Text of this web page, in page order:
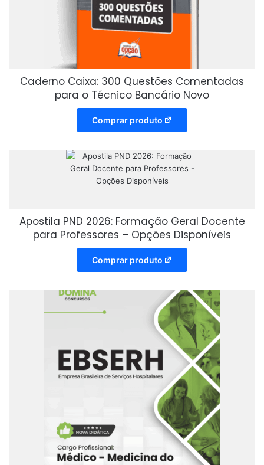
Caderno Caixa: 300 Questões Comentadas
para o Técnico Bancário Novo
Comprar produto
Apostila PND 2026: Formação Geral Docente
para Professores – Opções Disponíveis
Comprar produto